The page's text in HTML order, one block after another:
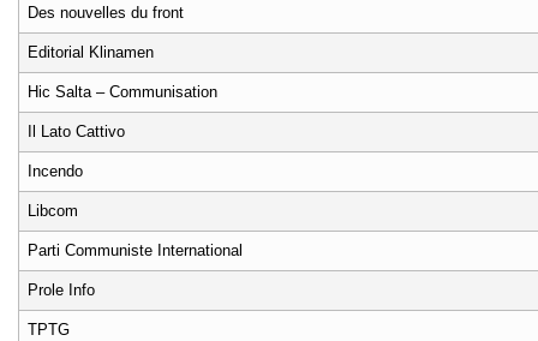
Des nouvelles du front
Editorial Klinamen
Hic Salta – Communisation
Il Lato Cattivo
Incendo
Libcom
Parti Communiste International
Prole Info
TPTG